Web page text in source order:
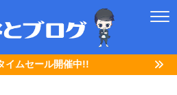
イムセール開催中!!